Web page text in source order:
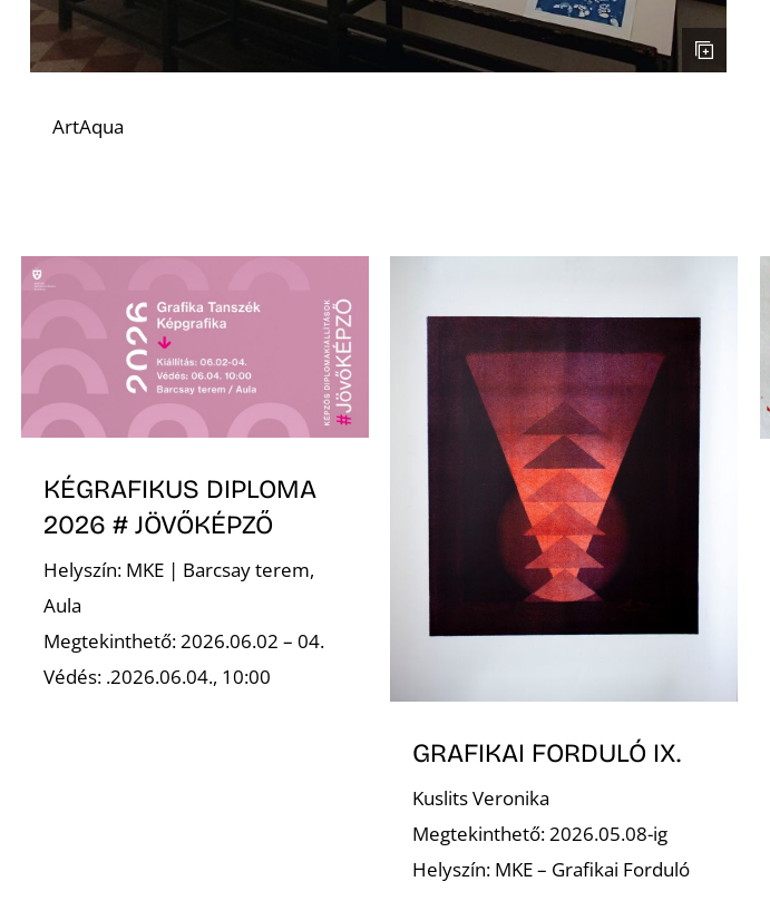
ArtAqua
KÉGRAFIKUS DIPLOMA
2026 # JÖVŐKÉPZŐ
Helyszín: MKE | Barcsay terem,
Aula
Megtekinthető: 2026.06.02 – 04.
Védés: .2026.06.04., 10:00
GRAFIKAI FORDULÓ IX.
Kuslits Veronika
Megtekinthető: 2026.05.08-ig
Helyszín: MKE – Grafikai Forduló